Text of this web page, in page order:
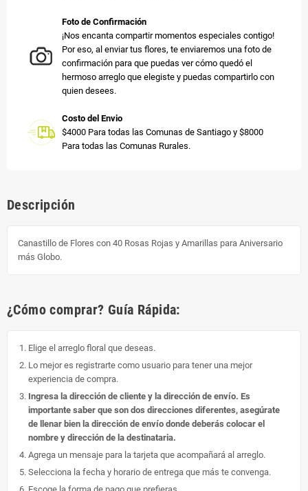
Foto de Confirmación
¡Nos encanta compartir momentos especiales contigo!
Por eso, al enviar tus flores, te enviaremos una foto de
confirmación para que puedas ver cómo quedó el
hermoso arreglo que elegiste y puedas compartirlo con
quien desees.
Costo del Envio
$4000 Para todas las Comunas de Santiago y $8000
Para todas las Comunas Rurales.
Descripción
Canastillo de Flores con 40 Rosas Rojas y Amarillas para Aniversario
más Globo.
¿Cómo comprar? Guía Rápida:
Elige el arreglo floral que deseas.
Lo mejor es registrarte como usuario para tener una mejor
experiencia de compra.
Ingresa la dirección de cliente y la dirección de envío. Es
importante saber que son dos direcciones diferentes, asegúrate
de llenar bien la dirección de envío donde deberás colocar el
nombre y dirección de la destinataria.
Agrega un mensaje para la tarjeta que acompañará al arreglo.
Selecciona la fecha y horario de entrega que más te convenga.